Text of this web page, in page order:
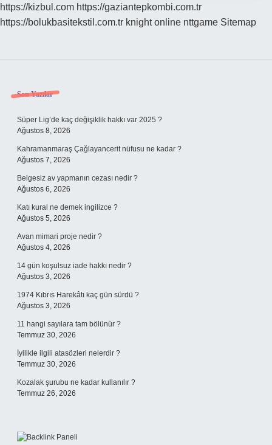
https://kizbul.com https://gaziantepkombi.com.tr
https://bolukbasitekstil.com.tr knight online nttgame Sitemap
Sidebar
Son Yazılar
Süper Lig’de kaç değişiklik hakkı var 2025 ?
Ağustos 8, 2026
Kahramanmaraş Çağlayancerit nüfusu ne kadar ?
Ağustos 7, 2026
Belgesiz av yapmanın cezası nedir ?
Ağustos 6, 2026
Katı kural ne demek ingilizce ?
Ağustos 5, 2026
Avan mimari proje nedir ?
Ağustos 4, 2026
14 gün koşulsuz iade hakkı nedir ?
Ağustos 3, 2026
1974 Kıbrıs Harekâtı kaç gün sürdü ?
Ağustos 3, 2026
11 hangi sayılara tam bölünür ?
Temmuz 30, 2026
İyilikle ilgili atasözleri nelerdir ?
Temmuz 30, 2026
Kozalak şurubu ne kadar kullanılır ?
Temmuz 26, 2026